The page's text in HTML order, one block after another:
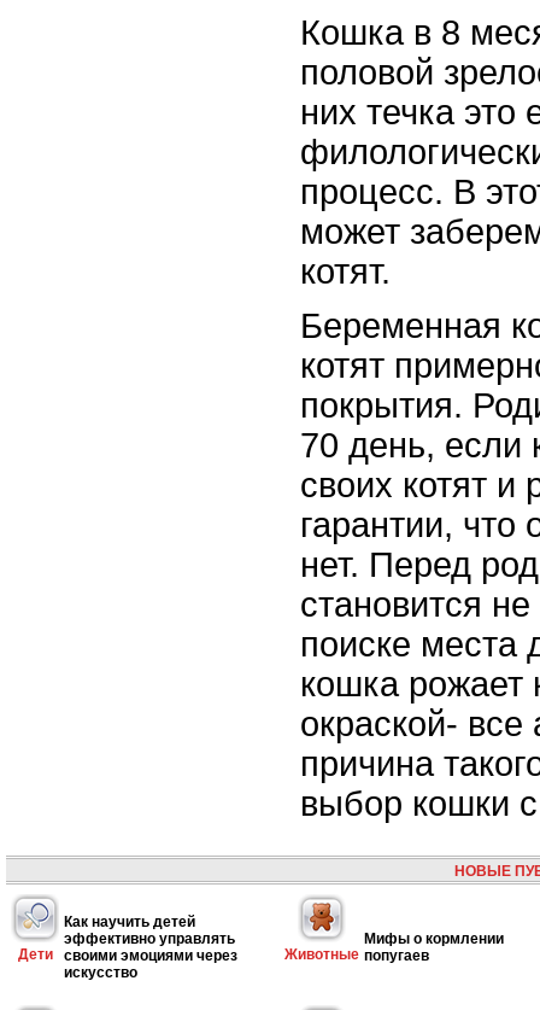
Кошка в 8
половой
них течка это
процесс. В
может
котят.
Беременная
котят
покрытия.
70 день, если
своих котят и
гарантии, что
нет. Перед
становится
поиске места
кошка рожает
окраской-
причина
выбор кошки
НОВЫЕ
Дети
Как научить детей
эффективно управлять
своими эмоциями через
искусство
Животные
Мифы о кормлении
попугаев